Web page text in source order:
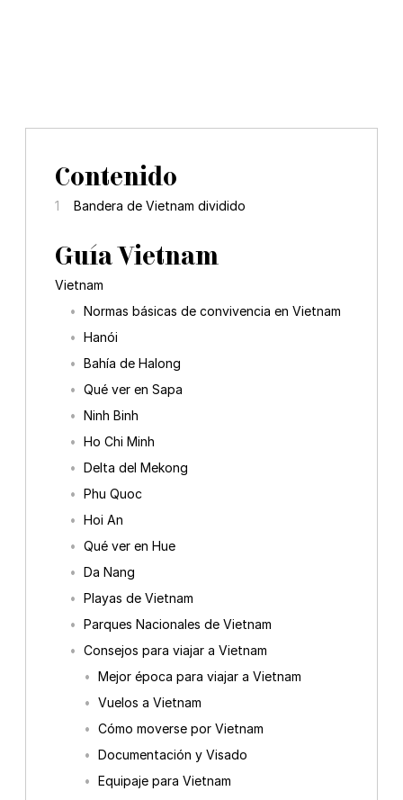
Contenido
Bandera de Vietnam dividido
Guía Vietnam
Vietnam
Normas básicas de convivencia en Vietnam
Hanói
Bahía de Halong
Qué ver en Sapa
Ninh Binh
Ho Chi Minh
Delta del Mekong
Phu Quoc
Hoi An
Qué ver en Hue
Da Nang
Playas de Vietnam
Parques Nacionales de Vietnam
Consejos para viajar a Vietnam
Mejor época para viajar a Vietnam
Vuelos a Vietnam
Cómo moverse por Vietnam
Documentación y Visado
Equipaje para Vietnam